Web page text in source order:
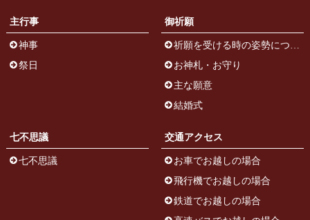
主行事
神事
祭日
御祈願
祈願を受ける時の姿勢について
お神札・お守り
主な願意
結婚式
七不思議
七不思議
交通アクセス
お車でお越しの場合
飛行機でお越しの場合
鉄道でお越しの場合